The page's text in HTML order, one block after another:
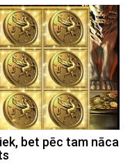
bet pēc tam nāca